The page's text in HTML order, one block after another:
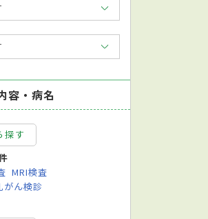
容・病名
探す
MRI検査
がん検診